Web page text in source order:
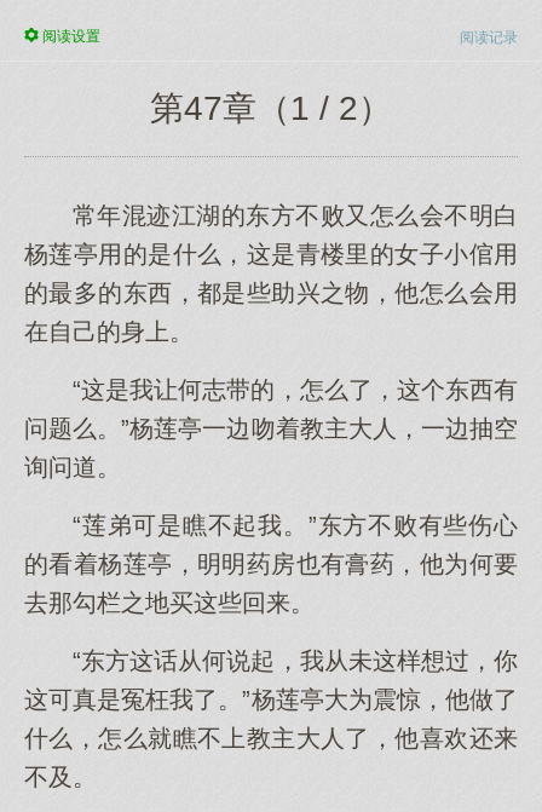
阅读记录
阅读设置
第47章（1 / 2）
常年混迹江湖的东方不败又怎么会不明白
杨莲亭用的是什么，这是青楼里的女子小倌用
的最多的东西，都是些助兴之物，他怎么会用
在自己的身上。
“这是我让何志带的，怎么了，这个东西有
问题么。”杨莲亭一边吻着教主大人，一边抽空
询问道。
“莲弟可是瞧不起我。”东方不败有些伤心
的看着杨莲亭，明明药房也有膏药，他为何要
去那勾栏之地买这些回来。
“东方这话从何说起，我从未这样想过，你
这可真是冤枉我了。”杨莲亭大为震惊，他做了
什么，怎么就瞧不上教主大人了，他喜欢还来
不及。